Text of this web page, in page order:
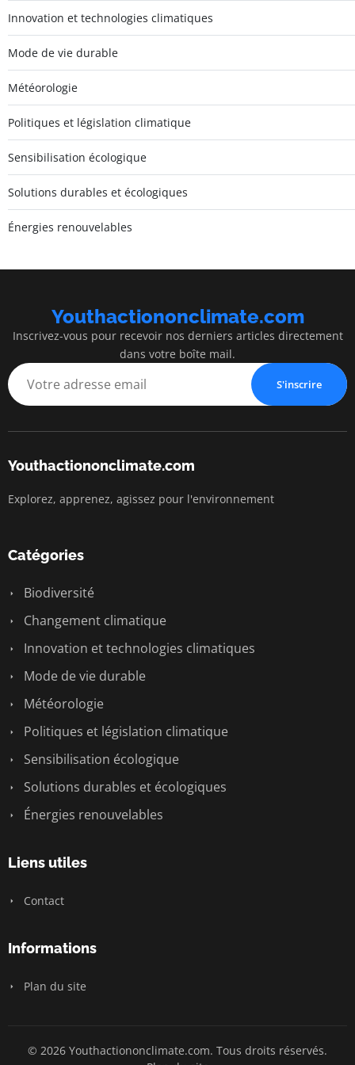
Innovation et technologies climatiques
Mode de vie durable
Météorologie
Politiques et législation climatique
Sensibilisation écologique
Solutions durables et écologiques
Énergies renouvelables
Youthactiononclimate.com
Inscrivez-vous pour recevoir nos derniers articles directement
dans votre boîte mail.
S'inscrire
Youthactiononclimate.com
Explorez, apprenez, agissez pour l'environnement
Catégories
Biodiversité
Changement climatique
Innovation et technologies climatiques
Mode de vie durable
Météorologie
Politiques et législation climatique
Sensibilisation écologique
Solutions durables et écologiques
Énergies renouvelables
Liens utiles
Contact
Informations
Plan du site
© 2026 Youthactiononclimate.com. Tous droits réservés.